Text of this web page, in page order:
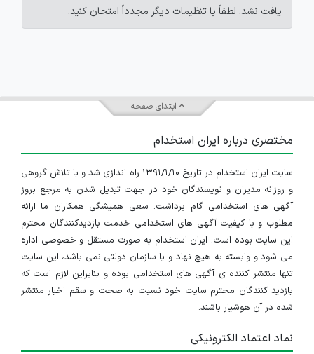
یافت نشد. لطفاً با تنظیمات دیگر مجدداً امتحان کنید.
ابتدای صفحه
مختصری درباره ایران استخدام
سایت ایران استخدام در تاریخ ۱۳۹۱/۱/۱۰ راه اندازی شد و با تلاش گروهی
و روزانه مدیران و نویسندگان خود در جهت تبدیل شدن به مرجع بروز
آگهی های استخدامی گام برداشت. سعی همیشگی همکاران ما ارائه
مطلوب و با کیفیت آگهی های استخدامی خدمت بازدیدکنندگان محترم
این سایت بوده است. ایران استخدام به صورت مستقل و خصوصی اداره
می شود و وابسته به هیچ نهاد و یا سازمان دولتی نمی باشد، این سایت
تنها منتشر کننده ی آگهی های استخدامی بوده و بنابراین لازم است که
بازدید کنندگان محترم سایت خود نسبت به صحت و سقم اخبار منتشر
شده در آن هوشیار باشند.
نماد اعتماد الکترونیکی